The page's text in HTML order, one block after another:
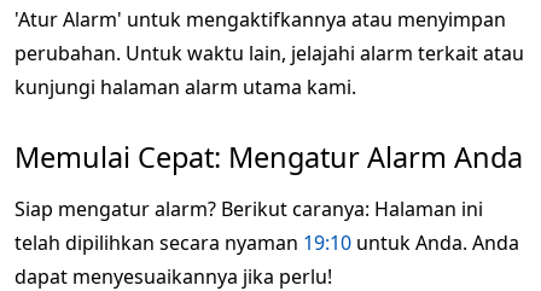
'Atur Alarm' untuk mengaktifkannya atau menyimpan
perubahan. Untuk waktu lain, jelajahi alarm terkait atau
kunjungi halaman alarm utama kami.
Memulai Cepat: Mengatur Alarm Anda
Siap mengatur alarm? Berikut caranya: Halaman ini
telah dipilihkan secara nyaman 19:10 untuk Anda. Anda
dapat menyesuaikannya jika perlu!